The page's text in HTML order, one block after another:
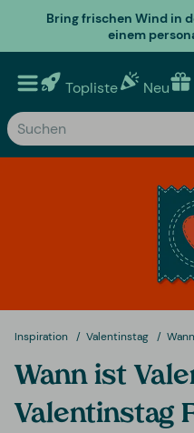
Bring frischen Wind in
einem
Topliste Neu
Inspiration Valentinstag
Wann ist
Valentinstag